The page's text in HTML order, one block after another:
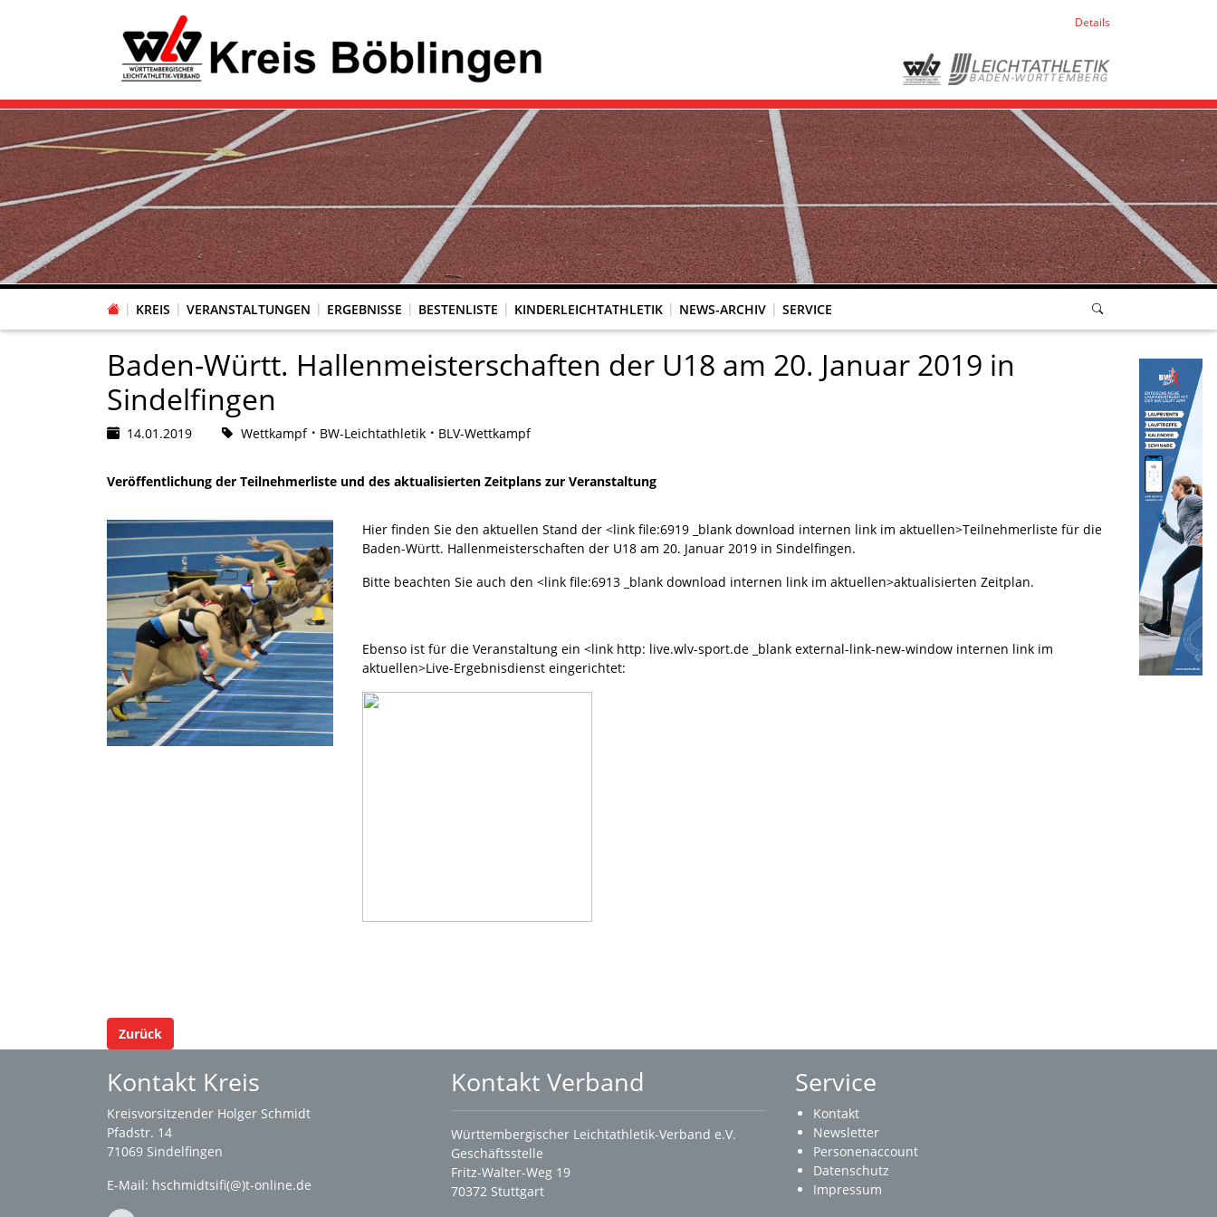
Details
KREIS VERANSTALTUNGEN ERGEBNISSE BESTENLISTE KINDERLEICHTATHLETIK NEWS-ARCHIV SERVICE
Baden-Württ. Hallenmeisterschaften der U18 am 20. Januar 2019 in
Sindelfingen
14.01.2019 Wettkampf BW-Leichtathletik BLV-Wettkampf
Veröffentlichung der Teilnehmerliste und des aktualisierten Zeitplans zur Veranstaltung
Hier finden Sie den aktuellen Stand der <link file:6919 _blank download internen link im aktuellen>Teilnehmerliste für die
Baden-Württ. Hallenmeisterschaften der U18 am 20. Januar 2019 in Sindelfingen.
Bitte beachten Sie auch den <link file:6913 _blank download internen link im aktuellen>aktualisierten Zeitplan.
Ebenso ist für die Veranstaltung ein <link http: live.wlv-sport.de _blank external-link-new-window internen link im
aktuellen>Live-Ergebnisdienst eingerichtet:
Zurück
Kontakt Kreis
Kreisvorsitzender Holger Schmidt
Pfadstr. 14
71069 Sindelfingen
E-Mail: hschmidtsifi(@)t-online.de
Kontakt Verband
Württembergischer Leichtathletik-Verband e.V.
Geschäftsstelle
Fritz-Walter-Weg 19
70372 Stuttgart
Service
Kontakt
Newsletter
Personenaccount
Datenschutz
Impressum